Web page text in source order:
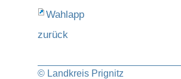
Wahlapp
zurück
© Landkreis Prignitz